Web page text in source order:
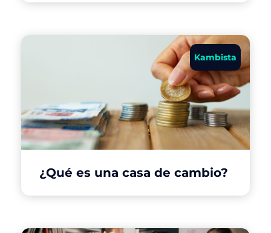
Kambista
¿Qué es una casa de cambio?